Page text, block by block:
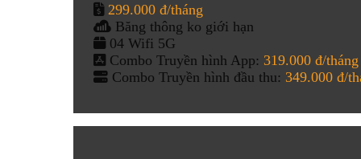
299.000 đ/tháng
Băng thông ko giới hạn
04 Wifi 5G
Combo Truyền hình App: 319.000 đ/tháng
Combo Truyền hình đầu thu: 349.000 đ/